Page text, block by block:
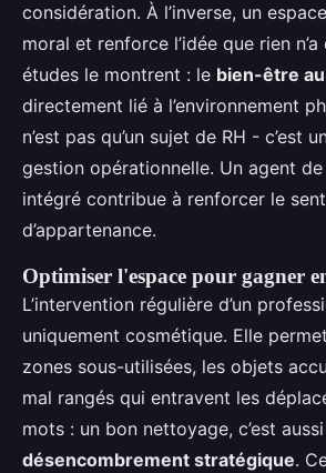
considération. À l’inverse, un
moral et renforce l’idée que rien
études le montrent : le bien-être
directement lié à l’environnement
n’est pas qu’un sujet de RH - c’est
gestion opérationnelle. Un agent
intégré contribue à renforcer le
d’appartenance.
Optimiser l'espace pour gagner
L’intervention régulière d’un
uniquement cosmétique. Elle
zones sous-utilisées, les objets
mal rangés qui entravent les
mots : un bon nettoyage, c’est
désencombrement stratégique.